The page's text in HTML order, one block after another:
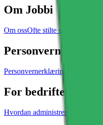
Om Jobbi
Om ossOfte stilte spørsmål
Personvern
Personvernerklæring
For bedrifter
Hvordan administrere